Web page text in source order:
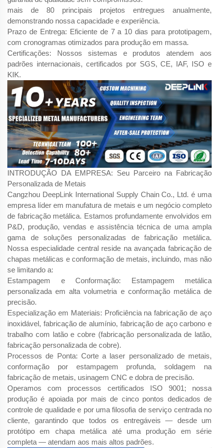
mais de 80 principais projetos entregues anualmente,
demonstrando nossa capacidade e experiência.
Prazo de Entrega: Eficiente de 7 a 10 dias para prototipagem,
com cronogramas otimizados para produção em massa.
Certificações: Nossos sistemas e produtos atendem aos
padrões internacionais, certificados por SGS, CE, IAF, ISO e
KIK.
INTRODUÇÃO DA EMPRESA: Seu Parceiro na Fabricação
Personalizada de Metais
Cangzhou DeepLink International Supply Chain Co., Ltd. é uma
empresa líder em manufatura de metais e um negócio completo
de fabricação metálica. Estamos profundamente envolvidos em
P&D, produção, vendas e assistência técnica de uma ampla
gama de soluções personalizadas de fabricação metálica.
Nossa especialidade central reside na avançada fabricação de
chapas metálicas e conformação de metais, incluindo, mas não
se limitando a:
Estampagem e Conformação: Estampagem metálica
personalizada em alta volumetria e conformação metálica de
precisão.
Especialização em Materiais: Proficiência na fabricação de aço
inoxidável, fabricação de alumínio, fabricação de aço carbono e
trabalho com latão e cobre (fabricação personalizada de latão,
fabricação personalizada de cobre).
Processos de Ponta: Corte a laser personalizado de metais,
conformação por estampagem profunda, soldagem na
fabricação de metais, usinagem CNC e dobra de precisão.
Operamos com processos certificados ISO 9001; nossa
produção é apoiada por mais de cinco pontos dedicados de
controle de qualidade e por uma filosofia de serviço centrada no
cliente, garantindo que todos os entregáveis — desde um
protótipo em chapa metálica até uma produção em série
completa — atendam aos mais altos padrões.